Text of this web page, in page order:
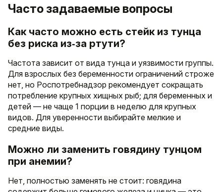
Часто задаваемые вопросы
Как часто можно есть стейк из тунца
без риска из‑за ртути?
Частота зависит от вида тунца и уязвимости группы.
Для взрослых без беременности ограничений строже
нет, но Роспотребнадзор рекомендует сокращать
потребление крупных хищных рыб; для беременных и
детей — не чаще 1 порции в неделю для крупных
видов. Для уверенности выбирайте мелкие и
средние виды.
Можно ли заменить говядину тунцом
при анемии?
Нет, полностью заменять не стоит: говядина